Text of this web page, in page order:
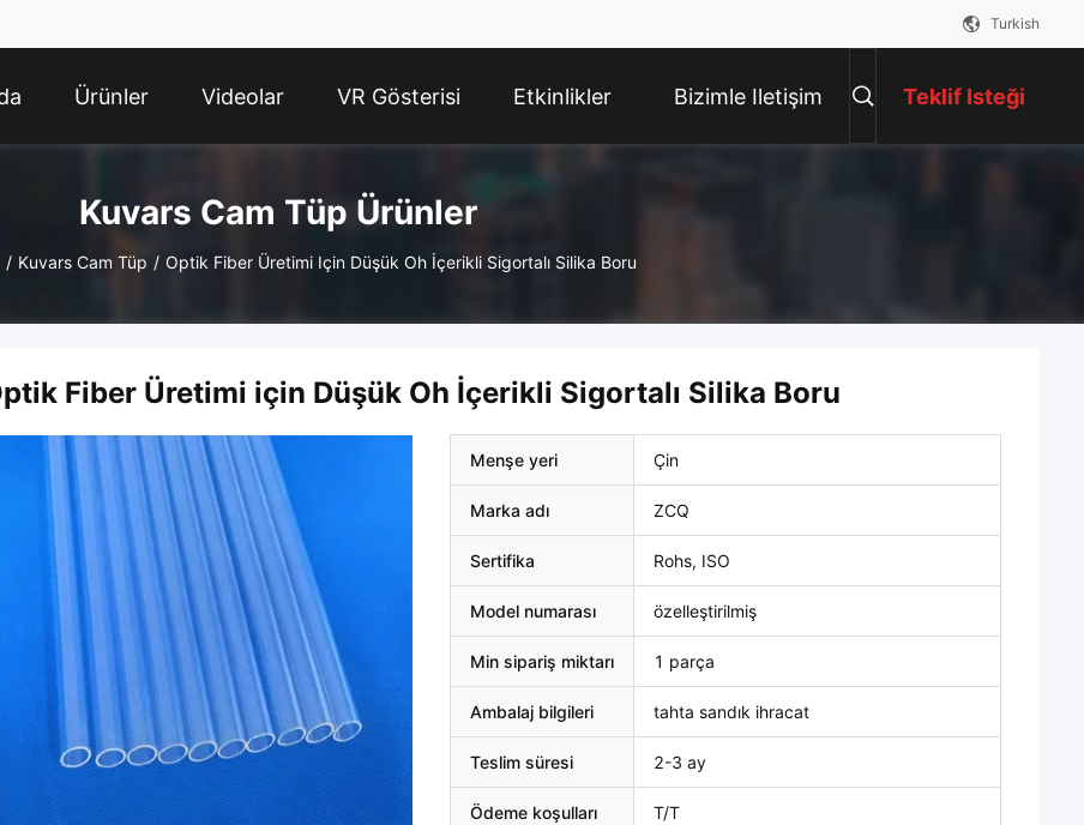
Turkish
Ürünler Videolar VR Gösterisi Etkinlikler Bizimle Iletişim Teklif Isteği
Kuvars Cam Tüp Ürünler
/ Kuvars Cam Tüp / Optik Fiber Üretimi Için Düşük Oh İçerikli Sigortalı Silika Boru
Fiber Üretimi için Düşük Oh İçerikli Sigortalı Silika Boru
Menşe yeri Çin
Marka adı ZCQ
Sertifika Rohs, ISO
Model numarası özelleştirilmiş
Min sipariş miktarı 1 parça
Ambalaj bilgileri tahta sandık ihracat
Teslim süresi 2-3 ay
Ödeme koşulları T/T